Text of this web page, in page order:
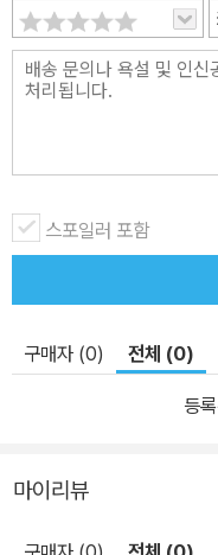
스포일러 포함
구매자 (0) 전체 (0)
등
마이리뷰